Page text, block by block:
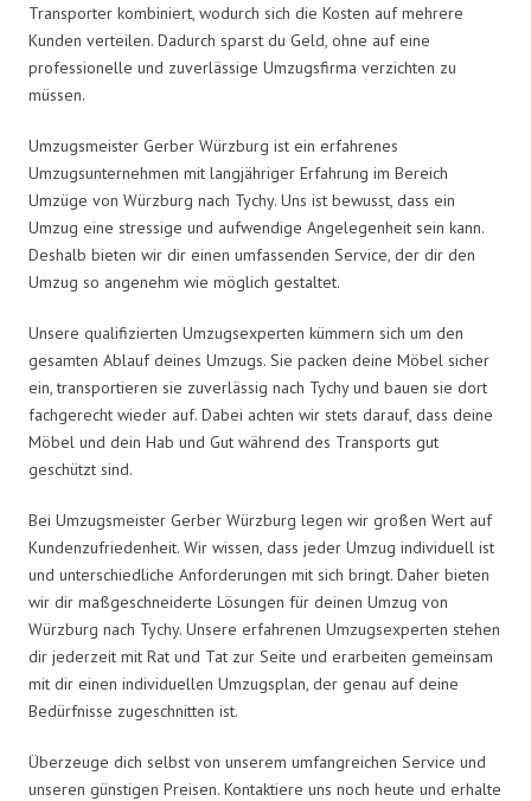
Transporter kombiniert, wodurch sich die Kosten auf mehrere
Kunden verteilen. Dadurch sparst du Geld, ohne auf eine
professionelle und zuverlässige Umzugsfirma verzichten zu
müssen.
Umzugsmeister Gerber Würzburg ist ein erfahrenes
Umzugsunternehmen mit langjähriger Erfahrung im Bereich
Umzüge von Würzburg nach Tychy. Uns ist bewusst, dass ein
Umzug eine stressige und aufwendige Angelegenheit sein kann.
Deshalb bieten wir dir einen umfassenden Service, der dir den
Umzug so angenehm wie möglich gestaltet.
Unsere qualifizierten Umzugsexperten kümmern sich um den
gesamten Ablauf deines Umzugs. Sie packen deine Möbel sicher
ein, transportieren sie zuverlässig nach Tychy und bauen sie dort
fachgerecht wieder auf. Dabei achten wir stets darauf, dass deine
Möbel und dein Hab und Gut während des Transports gut
geschützt sind.
Bei Umzugsmeister Gerber Würzburg legen wir großen Wert auf
Kundenzufriedenheit. Wir wissen, dass jeder Umzug individuell ist
und unterschiedliche Anforderungen mit sich bringt. Daher bieten
wir dir maßgeschneiderte Lösungen für deinen Umzug von
Würzburg nach Tychy. Unsere erfahrenen Umzugsexperten stehen
dir jederzeit mit Rat und Tat zur Seite und erarbeiten gemeinsam
mit dir einen individuellen Umzugsplan, der genau auf deine
Bedürfnisse zugeschnitten ist.
Überzeuge dich selbst von unserem umfangreichen Service und
unseren günstigen Preisen. Kontaktiere uns noch heute und erhalte